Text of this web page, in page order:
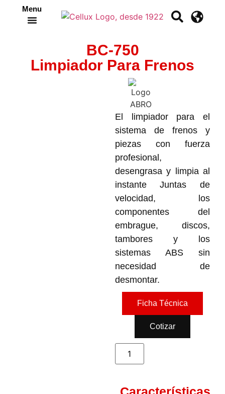
Menu
BC-750
Limpiador Para Frenos
El limpiador para el
sistema de frenos y
piezas con fuerza
profesional,
desengrasa y limpia al
instante Juntas de
velocidad, los
componentes del
embrague, discos,
tambores y los
sistemas ABS sin
necesidad de
desmontar.
Ficha Técnica
Cotizar